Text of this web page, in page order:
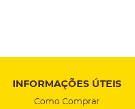
INFORMAÇÕES ÚTEIS
Como Comprar